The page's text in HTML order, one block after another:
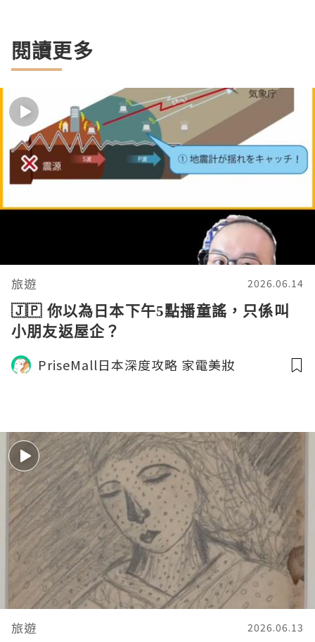
閱讀更多
旅遊 2026.06.14
🇯🇵 你以為日本下午5點播童謠，只係叫
小朋友返屋企？
PriseMall日本深度攻略 家電美妝
旅遊 2026.06.13